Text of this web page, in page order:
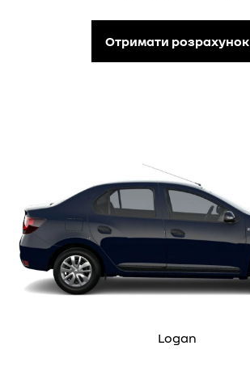
Отримати розрахунок
Logan